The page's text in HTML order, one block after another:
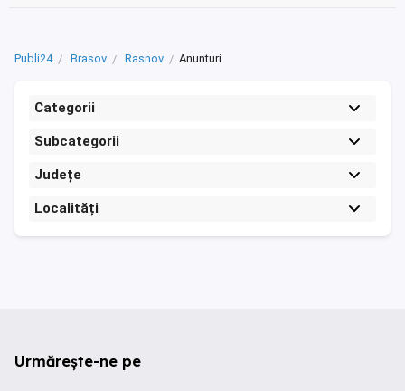
Publi24 Brasov Rasnov Anunturi
Categorii
Subcategorii
Județe
Localități
Urmărește-ne pe